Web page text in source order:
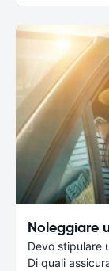
Noleggiare
Devo stipulare
Di quali